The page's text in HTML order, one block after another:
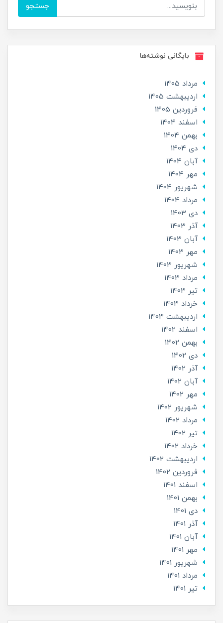
جستجو
بایگانی نوشته‌ها
مرداد 1405
ارديبهشت 1405
فروردین 1405
اسفند 1404
بهمن 1404
دی 1404
آبان 1404
مهر 1404
شهریور 1404
مرداد 1404
دی 1403
آذر 1403
آبان 1403
مهر 1403
شهریور 1403
مرداد 1403
تير 1403
خرداد 1403
ارديبهشت 1403
اسفند 1402
بهمن 1402
دی 1402
آذر 1402
آبان 1402
مهر 1402
شهریور 1402
مرداد 1402
تير 1402
خرداد 1402
ارديبهشت 1402
فروردین 1402
اسفند 1401
بهمن 1401
دی 1401
آذر 1401
آبان 1401
مهر 1401
شهریور 1401
مرداد 1401
تير 1401